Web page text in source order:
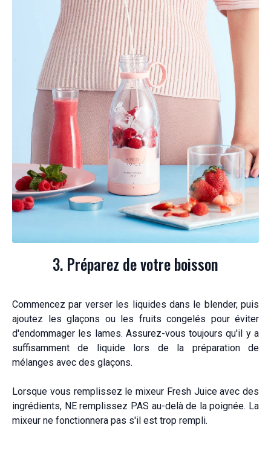
3. Préparez de votre boisson
Commencez par verser les liquides dans le blender, puis
ajoutez les glaçons ou les fruits congelés pour éviter
d'endommager les lames. Assurez-vous toujours qu'il y a
suffisamment de liquide lors de la préparation de
mélanges avec des glaçons.
Lorsque vous remplissez le mixeur Fresh Juice avec des
ingrédients, NE remplissez PAS au-delà de la poignée. La
mixeur ne fonctionnera pas s'il est trop rempli.